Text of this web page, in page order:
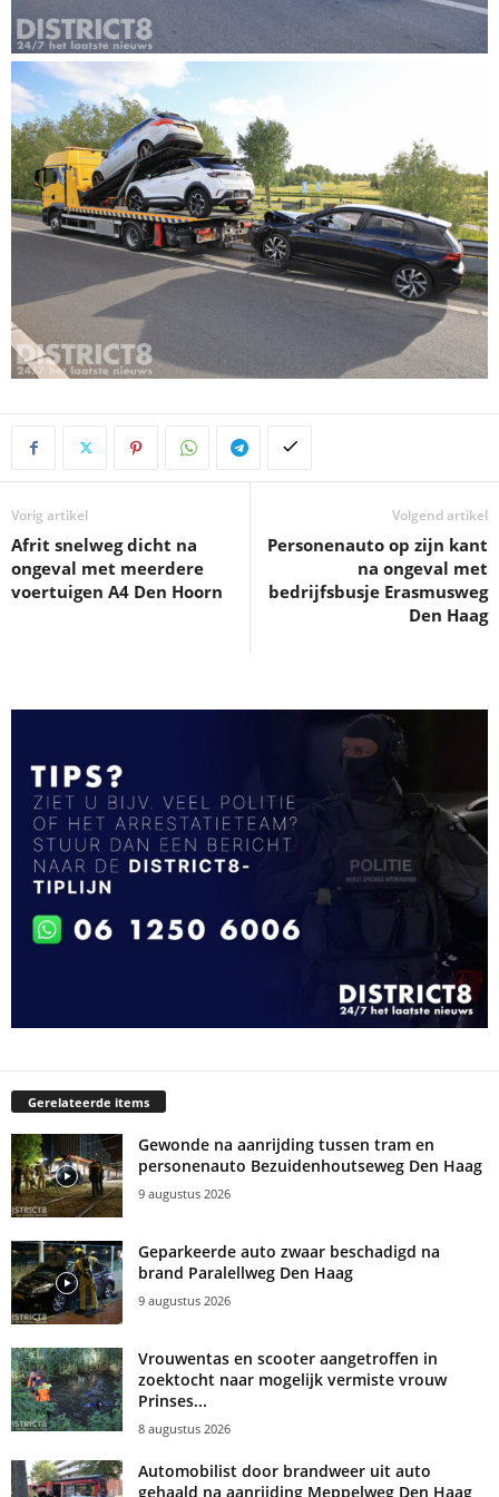
Vorig artikel
Afrit snelweg dicht na
ongeval met meerdere
voertuigen A4 Den Hoorn
Volgend artikel
Personenauto op zijn kant
na ongeval met
bedrijfsbusje Erasmusweg
Den Haag
Gerelateerde items
Gewonde na aanrijding tussen tram en
personenauto Bezuidenhoutseweg Den Haag
9 augustus 2026
Geparkeerde auto zwaar beschadigd na
brand Paralellweg Den Haag
9 augustus 2026
Vrouwentas en scooter aangetroffen in
zoektocht naar mogelijk vermiste vrouw
Prinses...
8 augustus 2026
Automobilist door brandweer uit auto
gehaald na aanrijding Meppelweg Den Haag